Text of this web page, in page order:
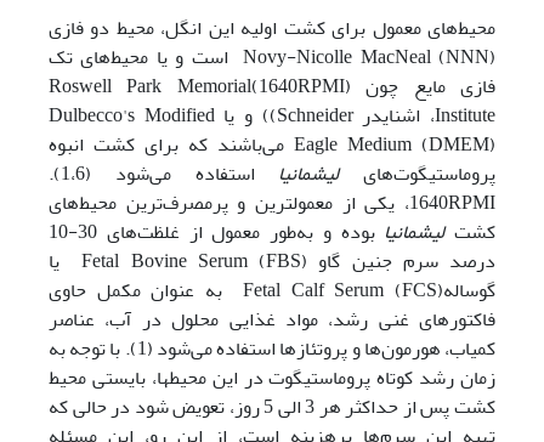
محیط‌‌های معمول برای کشت اولیه این انگل، محیط دو فازی
Novy-Nicolle MacNeal (NNN) است و یا محیط‌‌های تک
فازی مایع چون (1640RPMI)Roswell Park Memorial
Institute، اشنایدر Schneider)) و یا Dulbecco's Modified
Eagle Medium (DMEM) می‌باشند که برای کشت انبوه
پروماستیگوت‌‌هایلیشمانیا
استفاده می‌شود (1،6).
1640RPMI، یکی از معمول‎ترین و پرمصرف‌ترین محیط‌‌های
کشتلیشمانیا
بوده و به‌طور معمول از غلظت‌‌های 30-10
درصد سرم جنین گاو Fetal Bovine Serum (FBS) یا
گوسالهFetal Calf Serum (FCS) به عنوان مکمل حاوی
فاکتور‌های غنی رشد، مواد غذایی محلول در آب، عناصر
کمیاب، هورمون‌ها و پروتئاز‌ها استفاده می‌شود (1). با توجه به
زمان رشد کوتاه پروماستیگوت در این محیط‎ها، بایستی محیط
کشت پس از حداکثر هر 3 الی 5 روز، تعویض شود در حالی که